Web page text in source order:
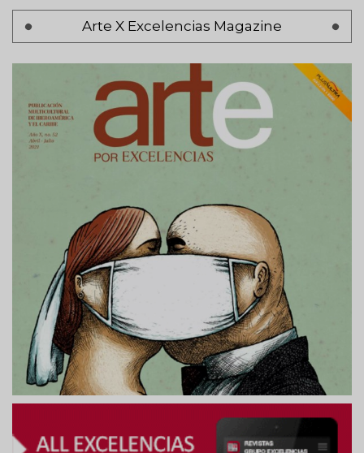
Arte X Excelencias Magazine
Pagination
Next
page
Siguiente >